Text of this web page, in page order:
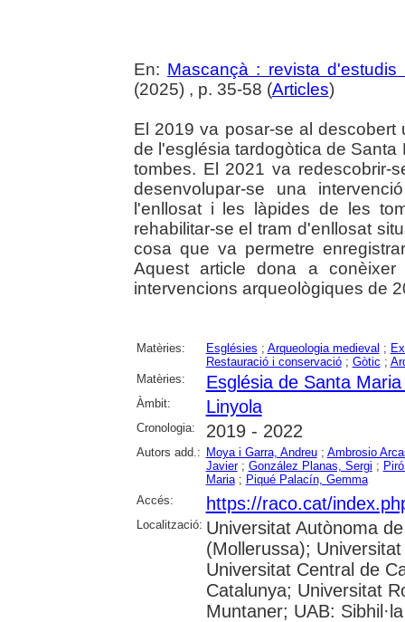
En: Mascançà : revista
(2025) , p. 35-58 (Articles)
El 2019 va posar-se al
de l'església tardogòtica de
tombes. El 2021 va
desenvolupar-se una
l'enllosat i les làpides de les
rehabilitar-se el tram d'enllosat
cosa que va permetre
Aquest article dona a
intervencions arqueològiques de
Matèries: Esglésies ; Arqueologia medieval ;
Restauració i conservació; Gòtic ;
Matèries:
Església de Santa
Àmbit: Linyola
Cronologia: 2019 - 2022
Autors add.: Moya i Garra, Andreu; Ambrosio
Javier; González Planas, Sergi ;
Maria; Piqué Palacín, Gemma
Accés:
https://raco.cat/
Localització: Universitat Autònoma
(Mollerussa);
Universitat Central de
Catalunya; Universitat
Muntaner; UAB: Sibhil·la